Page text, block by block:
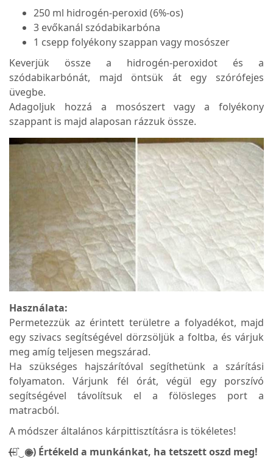
250 ml hidrogén-peroxid (6%-os)
3 evőkanál szódabikarbóna
1 csepp folyékony szappan vagy mosószer
Keverjük össze a hidrogén-peroxidot és a
szódabikarbónát, majd öntsük át egy szórófejes
üvegbe.
Adagoljuk hozzá a mosószert vagy a folyékony
szappant is majd alaposan rázzuk össze.
Használata:
Permetezzük az érintett területre a folyadékot, majd
egy szivacs segítségével dörzsöljük a foltba, és várjuk
meg amíg teljesen megszárad.
Ha szükséges hajszárítóval segíthetünk a szárítási
folyamaton. Várjunk fél órát, végül egy porszívó
segítségével távolítsuk el a fölösleges port a
matracból.
A módszer általános kárpittisztításra is tökéletes!
(̶◉͛‿◉̶) Értékeld a munkánkat, ha tetszett oszd meg!